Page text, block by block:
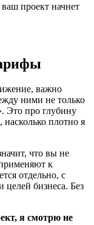
проект начнет
важно
ними не только
Это про глубину
насколько плотно я
что вы не
к
отдельно, с
целей бизнеса. Без
я смотрю не